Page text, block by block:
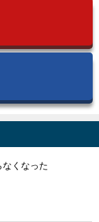
なくなった